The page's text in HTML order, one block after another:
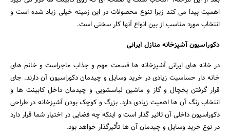
اهمیت پیدا می کند زیرا تنوع محصولات در این زمینه خیلی زیاد شده است و
انتخاب مورد مناسب از بین انواع آنها کار سختی است.
دکوراسیون آشپزخانه منازل ایرانی
در خانه های ایرانی آشپزخانه ها قسمت مهم و جذاب ماجراست و خانم های
خانه دار حساسیت زیادی در خرید وسایل و چیدمان دکوراسیون آن دارند. جای
قرار گرفتن یخچال و گاز و ماشین لباسشویی و چیدمان داخل کابینت ها و
انتخاب رنگ آن ها اهمیت زیادی دارد. بزرگ و کوچک بودن آشپزخانه در طراحی
دکوراسیون داخلی آن تاثیر گذار است و اینکه چه فضایی در اختیار شما قرار دارد
در نوع خرید وسایل و چیدمان آن ها تأثیرگذار خواهد بود.